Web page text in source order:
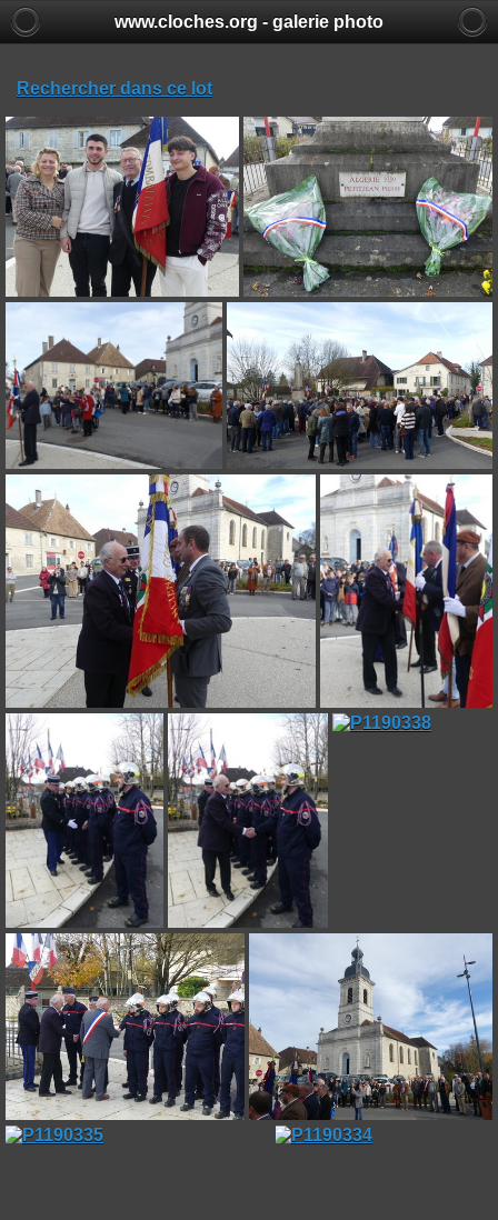
www.cloches.org - galerie photo
Rechercher dans ce lot